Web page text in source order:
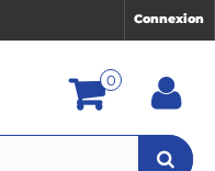
Connexion
0